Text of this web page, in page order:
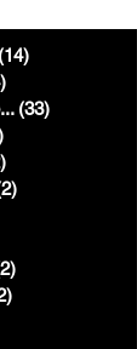
(14)
(33)